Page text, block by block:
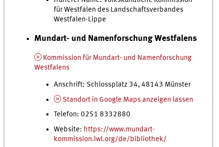
für Westfalen des Landschaftsverbandes
Westfalen-Lippe
Mundart- und Namenforschung Westfalens
Kommission für Mundart- und Namenforschung
Westfalens
Anschrift: Schlossplatz 34, 48143 Münster
Standort in Google Maps anzeigen lassen
Telefon: 0251 8332880
Website: https://www.mundart-
kommission.lwl.org/de/bibliothek/